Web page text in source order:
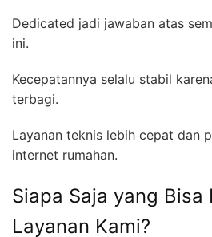
Dedicated jadi jawaban atas
ini.
Kecepatannya selalu stabil
terbagi.
Layanan teknis lebih cepat dan
internet rumahan.
Siapa Saja yang Bisa
Layanan Kami?